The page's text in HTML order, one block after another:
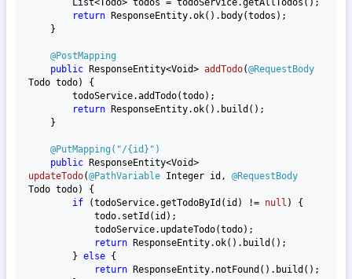
return ResponseEntity.ok().body(todos);
@PostMapping
public ResponseEntity<Void> addTodo(@RequestBody
Todo todo)
{
return ResponseEntity.ok().build();
@PutMapping("/{id}")
public
updateTodo(@PathVariable Integer id, @RequestBody
Todo todo)
{
if (todoService.getTodoById(id) != null ) {
return ResponseEntity.ok().build();
        }
else {
return ResponseEntity.notFound().build();